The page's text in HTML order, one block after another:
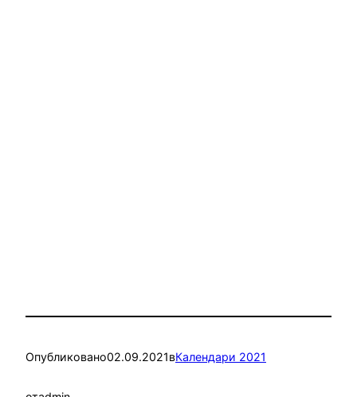
Опубликовано02.09.2021вКалендари 2021